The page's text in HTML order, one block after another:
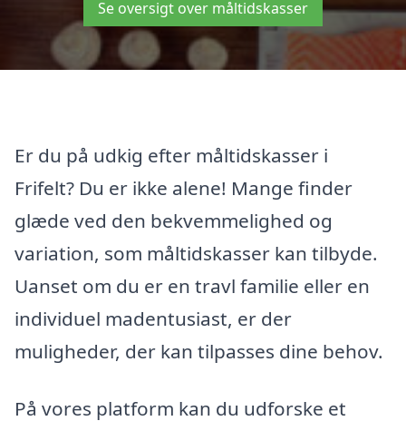
Se oversigt over måltidskasser
Er du på udkig efter måltidskasser i
Frifelt? Du er ikke alene! Mange finder
glæde ved den bekvemmelighed og
variation, som måltidskasser kan tilbyde.
Uanset om du er en travl familie eller en
individuel madentusiast, er der
muligheder, der kan tilpasses dine behov.
På vores platform kan du udforske et